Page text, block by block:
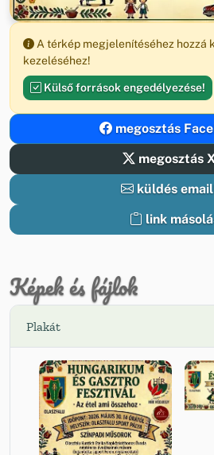
A térkép megjelenítéséhez hozzá
kezeléséhez!
Külső források engedélyezése!
megosztás
megosztás
küldés
link
Képek és fájlok
Plakát